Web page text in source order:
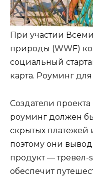
При участии
природы (WWF)
социальный
карта. Роуминг
Создатели
роуминг должен
скрытых
поэтому они
продукт — тревел-
обеспечит